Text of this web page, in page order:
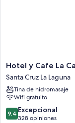
Todas las
como área de
Otros servicios que
Reciclaje y focos LED
Áreas de descanso
Hotel
y
Cafe
La
Casa
del
Mundo
Hotel y Cafe La
Santa Cruz La Laguna
Tina de hidromasaje
Wifi gratuito
9.4
de
9.4 Excepcional
328 opiniones